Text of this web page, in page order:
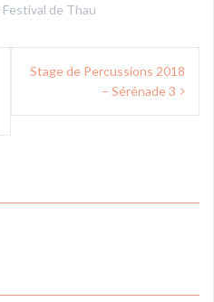
Festival de Thau
Stage de Percussions 2018
– Sérénade 3